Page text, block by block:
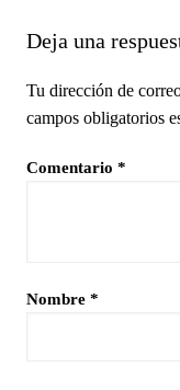
Deja una
Tu dirección de
campos obligatorios
Comentario *
Nombre *